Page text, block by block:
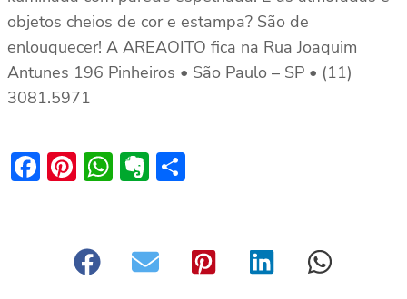
objetos cheios de cor e estampa? São de
enlouquecer! A AREAOITO fica na Rua Joaquim
Antunes 196 Pinheiros • São Paulo – SP • (11)
3081.5971
Facebook
Pinterest
WhatsApp
Evernote